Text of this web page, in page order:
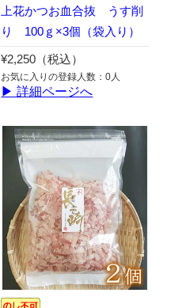
上花かつお血合抜 うす削
り 100ｇ×3個（袋入り）
¥2,250（税込）
お気に入りの登録人数：0人
▶ 詳細ページへ